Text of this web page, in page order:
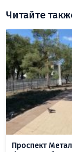
Читайте
Проспект